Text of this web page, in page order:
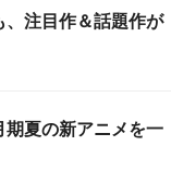
注目作＆話題作が
期夏の新アニメを一